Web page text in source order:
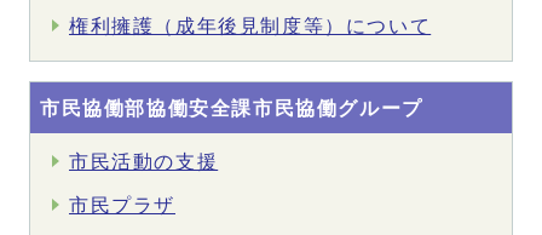
権利擁護（成年後見制度等）について
市民協働部協働安全課市民協働グループ
市民活動の支援
市民プラザ